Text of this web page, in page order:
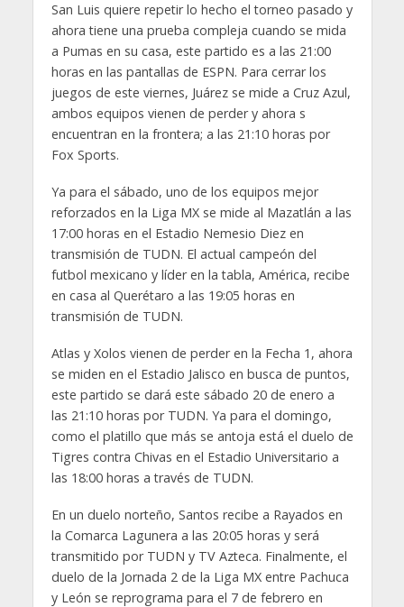
San Luis quiere repetir lo hecho el torneo pasado y
ahora tiene una prueba compleja cuando se mida
a Pumas en su casa, este partido es a las 21:00
horas en las pantallas de ESPN. Para cerrar los
juegos de este viernes, Juárez se mide a Cruz Azul,
ambos equipos vienen de perder y ahora s
encuentran en la frontera; a las 21:10 horas por
Fox Sports.
Ya para el sábado, uno de los equipos mejor
reforzados en la Liga MX se mide al Mazatlán a las
17:00 horas en el Estadio Nemesio Diez en
transmisión de TUDN. El actual campeón del
futbol mexicano y líder en la tabla, América, recibe
en casa al Querétaro a las 19:05 horas en
transmisión de TUDN.
Atlas y Xolos vienen de perder en la Fecha 1, ahora
se miden en el Estadio Jalisco en busca de puntos,
este partido se dará este sábado 20 de enero a
las 21:10 horas por TUDN. Ya para el domingo,
como el platillo que más se antoja está el duelo de
Tigres contra Chivas en el Estadio Universitario a
las 18:00 horas a través de TUDN.
En un duelo norteño, Santos recibe a Rayados en
la Comarca Lagunera a las 20:05 horas y será
transmitido por TUDN y TV Azteca. Finalmente, el
duelo de la Jornada 2 de la Liga MX entre Pachuca
y León se reprograma para el 7 de febrero en